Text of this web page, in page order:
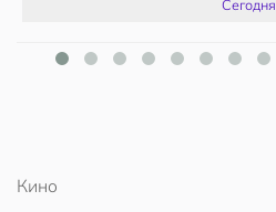
Сегодня
Кино